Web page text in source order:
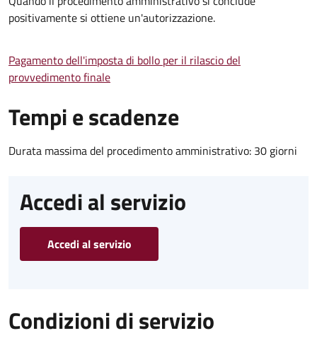
positivamente si ottiene un'autorizzazione.
Pagamento dell'imposta di bollo per il rilascio del
provvedimento finale
Tempi e scadenze
Durata massima del procedimento amministrativo: 30 giorni
Accedi al servizio
Accedi al servizio
Condizioni di servizio